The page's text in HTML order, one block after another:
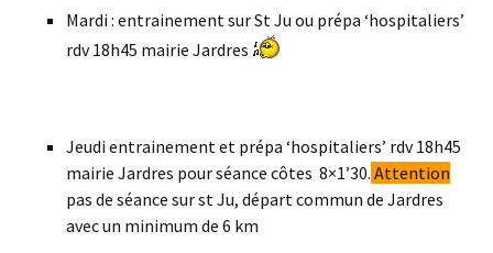
Mardi : entrainement sur St Ju ou prépa ‘hospitaliers’
rdv 18h45 mairie Jardres
Jeudi entrainement et prépa ‘hospitaliers’ rdv 18h45
mairie Jardres pour séance côtes 8×1’30. Attention
pas de séance sur st Ju, départ commun de Jardres
avec un minimum de 6 km